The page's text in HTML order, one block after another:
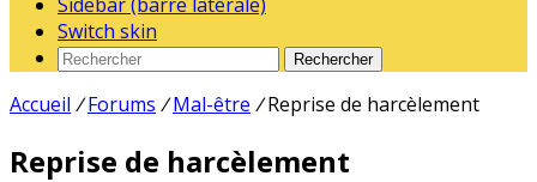
Switch skin
Rechercher
Accueil / Forums / Mal-être / Reprise de harcèlement
Reprise de harcèlement